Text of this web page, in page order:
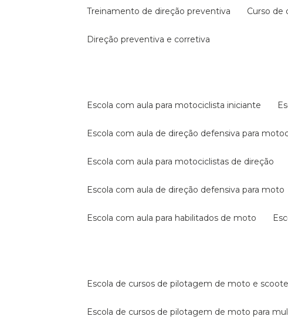
treinamento de direção preventiva curso
direção preventiva e corretiva
escola com aula para motociclista iniciante
escola com aula de direção defensiva para
escola com aula para motociclistas de direção
escola com aula de direção defensiva para moto
escola com aula para habilitados de moto
escola de cursos de pilotagem de moto e
escola de cursos de pilotagem de moto para